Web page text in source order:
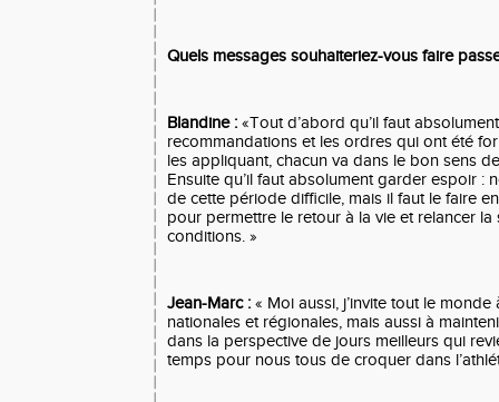
Quels messages souhaiteriez-vous faire
Blandine : «Tout d’abord qu’il faut
recommandations et les ordres qui ont été
les appliquant, chacun va dans le bon sens
Ensuite qu’il faut absolument garder espoir :
de cette période difficile, mais il faut le faire
pour permettre le retour à la vie et relancer la
conditions. »
Jean-Marc : « Moi aussi, j’invite tout le
nationales et régionales, mais aussi à
dans la perspective de jours meilleurs qui
temps pour nous tous de croquer dans